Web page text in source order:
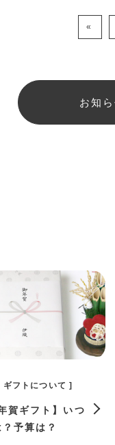
«
お知
ギフトについて
賀ギフト】いつ
予算は？